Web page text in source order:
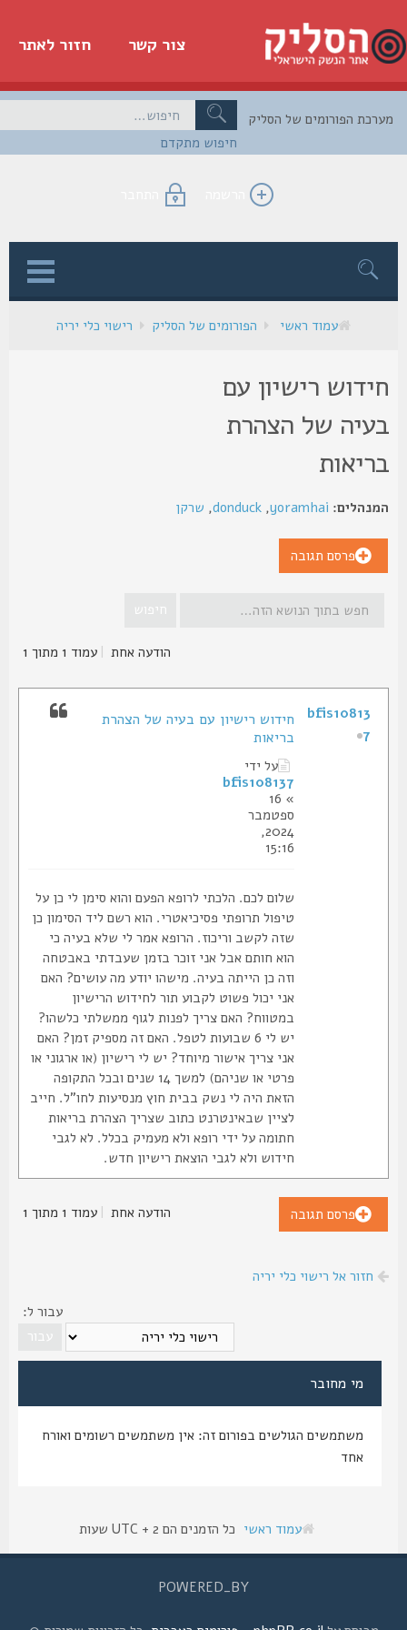
חזור לאתר צור קשר
חיפוש מתקדם
הפורומים של הסליק
הרשמה התחבר
עמוד ראשי הפורומים של הסליק רישוי כלי יריה
רישיון עם
של הצהרת
yoramhai
,
donduck
,שרקן
פרסם תגובה
הודעה אחת |עמוד1מתוך1
חידוש רישיון עם בעיה של הצהרת
בריאות
על ידי
bfis108137
ספטמבר
2024,
15:16
שלום לכם. הלכתי לרופא הפעם והוא סימן לי כן על
טיפול תרופתי פסיכיאטרי. הוא רשם ליד הסימון כן
שזה לקשב וריכוז. הרופא אמר לי שלא בעיה כי
הוא חותם אבל אני זוכר בזמן שעבדתי באבטחה
וזה כן הייתה בעיה. מישהו יודע מה עושים? האם
אני יכול פשוט לקבוע תור לחידוש הרישיון
במטווח? האם צריך לפנות לגוף ממשלתי כלשהו?
יש לי 6 שבועות לטפל. האם זה מספיק זמן? האם
אני צריך אישור מיוחד? יש לי רישיון (או ארגוני או
פרטי או שניהם) למשך 14 שנים ובכל התקופה
הזאת היה לי נשק בבית חוץ מנסיעות לחו"ל. חייב
לציין שבאינטרנט כתוב שצריך הצהרת בריאות
חתומה על ידי רופא ולא מעמיק בכלל. לא לגבי
חידוש ולא לגבי הוצאת רישיון חדש.
bfis10813
פרסם תגובה הודעה אחת |עמוד1מתוך1
חזור אל רישוי כלי יריה
עבור ל:
מי מחובר
משתמשים הגולשים בפורום זה: אין משתמשים רשומים ואורח
עמוד ראשי כל הזמנים הם UTC + 2 שעות
POWERED_BY